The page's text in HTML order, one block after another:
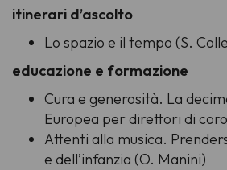
itinerari d’ascolto
Lo spazio e il tempo (S.
educazione e formazione
Cura e generosità. La
Europea per direttori di
Attenti alla musica.
e dell’infanzia (O. Manini)